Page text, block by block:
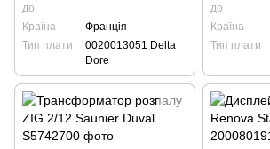
до
Країна
Франція
Тип плати
0020013051 Delta
Dore
до
Країна
Тип плати